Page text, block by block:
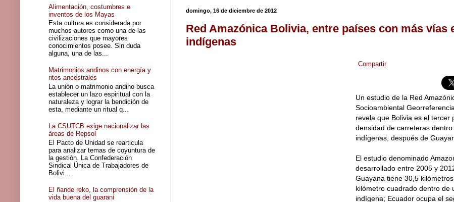
domingo, 16 de diciembre de 2012
Red Amazónica Bolivia, entre países con más vías
indígenas
Compartir
Un estudio de la Red
Socioambiental
revela que Bolivia es el tercer
densidad de carreteras
indígenas, después de
El estudio denominado
desarrollado entre 2005 y
Guayana tiene 30,5
kilómetro cuadrado dentro de
indígena; Ecuador ocupa el
Alimentación, costumbres e
inventos de los Mayas
Esta cultura es considerada por
muchos autores como una de las
civilizaciones que mayores
conocimientos posee. Sin duda
alguna, una de las...
Matrimonios andinos con energía y
ritos ancestrales
La unión o matrimonio andino busca
establecer un lazo espiritual con la
naturaleza y lograr la bendición de
esta, mediante un ritual q...
La CSUTCB exige nacionalizar las
áreas de Repsol
El Pacto de Unidad se rearticula
para analizar temas de coyuntura de
la gestión. La Confederación
Sindical Única de Trabajadores de
Bolivi...
El ñande reko, la comprensión de la
vida buena del guaraní